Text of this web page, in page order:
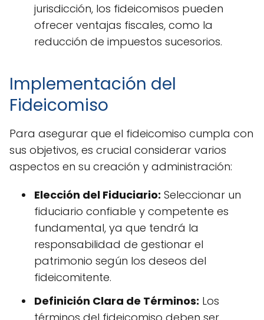
jurisdicción, los fideicomisos pueden
ofrecer ventajas fiscales, como la
reducción de impuestos sucesorios.
Implementación del
Fideicomiso
Para asegurar que el fideicomiso cumpla con
sus objetivos, es crucial considerar varios
aspectos en su creación y administración:
Elección del Fiduciario: Seleccionar un
fiduciario confiable y competente es
fundamental, ya que tendrá la
responsabilidad de gestionar el
patrimonio según los deseos del
fideicomitente.
Definición Clara de Términos: Los